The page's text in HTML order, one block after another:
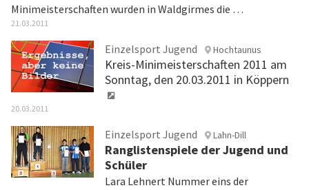
Minimeisterschaften wurden in Waldgirmes die …
21.03.2011
Einzelsport Jugend Hochtaunus
Kreis-Minimeisterschaften 2011 am
Sonntag, den 20.03.2011 in Köppern
20.03.2011
Einzelsport Jugend Lahn-Dill
Ranglistenspiele der Jugend und
Schüler
Lara Lehnert Nummer eins der